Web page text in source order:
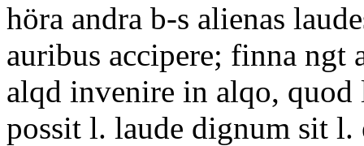
höra andra b-s alienas
auribus accipere; finna ngt
alqd invenire in alqo, quod
possit l. laude dignum sit l.